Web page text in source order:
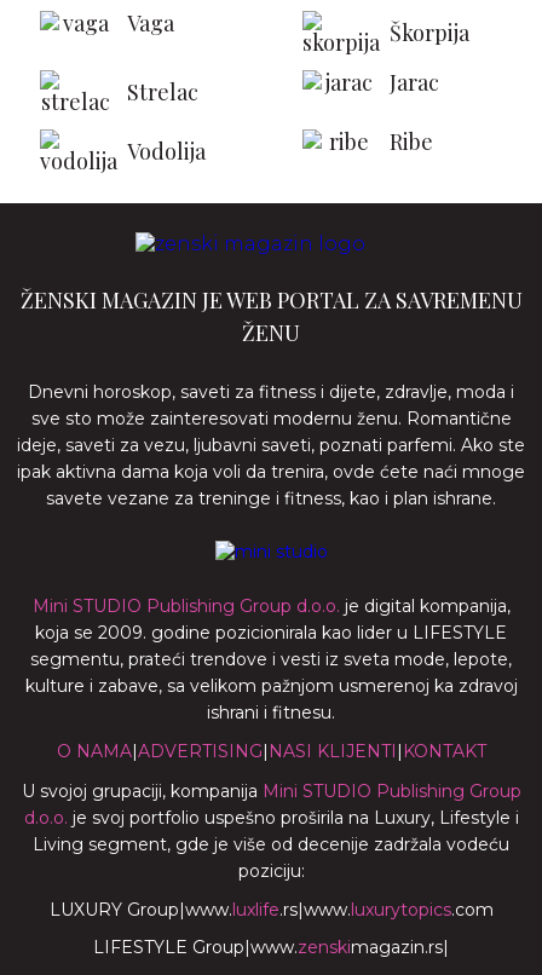
Vaga
Škorpija
Strelac Jarac
Vodolija Ribe
ŽENSKI MAGAZIN JE WEB PORTAL ZA SAVREMENU
ŽENU
Dnevni horoskop, saveti za fitness i dijete, zdravlje, moda i
sve sto može zainteresovati modernu ženu. Romantične
ideje, saveti za vezu, ljubavni saveti, poznati parfemi. Ako ste
ipak aktivna dama koja voli da trenira, ovde ćete naći mnoge
savete vezane za treninge i fitness, kao i plan ishrane.
Mini STUDIO Publishing Group d.o.o. je digital kompanija,
koja se 2009. godine pozicionirala kao lider u LIFESTYLE
segmentu, prateći trendove i vesti iz sveta mode, lepote,
kulture i zabave, sa velikom pažnjom usmerenoj ka zdravoj
ishrani i fitnesu.
O NAMA|ADVERTISING| NASI KLIJENTI | KONTAKT
U svojoj grupaciji, kompanija Mini STUDIO Publishing Group
d.o.o. je svoj portfolio uspešno proširila na Luxury, Lifestyle i
Living segment, gde je više od decenije zadržala vodeću
poziciju:
LUXURY Group|www.luxlife.rs|www.luxurytopics.com
LIFESTYLE Group|www.zenskimagazin.rs|